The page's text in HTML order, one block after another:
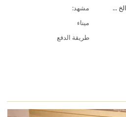
مشهد:
...
ميناء
طريقة الدفع